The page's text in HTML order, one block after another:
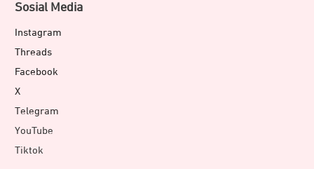
Sosial Media
Instagram
Threads
Facebook
X
Telegram
YouTube
Tiktok